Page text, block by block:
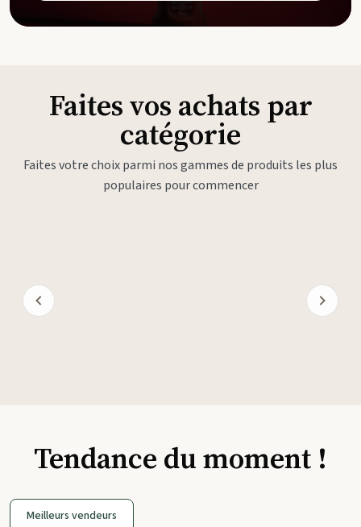
Faites vos achats par
catégorie
Faites votre choix parmi nos gammes de produits les plus
populaires pour commencer
Tendance du moment !
Meilleurs vendeurs